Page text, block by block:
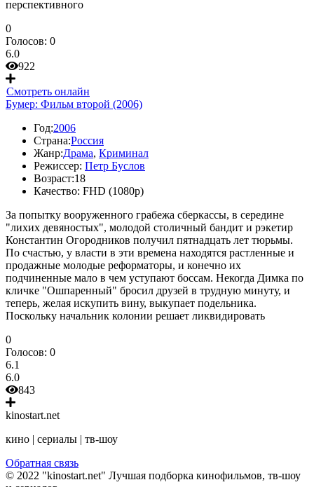
перспективного
0
Голосов: 0
6.0
922
Смотреть онлайн
Бумер: Фильм второй (2006)
Год:2006
Страна:Россия
Жанр:Драма, Криминал
Режиссер: Петр Буслов
Возраст:18
Качество: FHD (1080p)
За попытку вооруженного грабежа сберкассы, в середине
"лихих девяностых", молодой столичный бандит и рэкетир
Константин Огородников получил пятнадцать лет тюрьмы.
По счастью, у власти в эти времена находятся растленные и
продажные молодые реформаторы, и конечно их
подчиненные мало в чем уступают боссам. Некогда Димка по
кличке "Ошпаренный" бросил друзей в трудную минуту, и
теперь, желая искупить вину, выкупает подельника.
Поскольку начальник колонии решает ликвидировать
0
Голосов: 0
6.1
6.0
843
kinostart.net
кино | сериалы | тв-шоу
Обратная связь
© 2022 "kinostart.net" Лучшая подборка кинофильмов, тв-шоу